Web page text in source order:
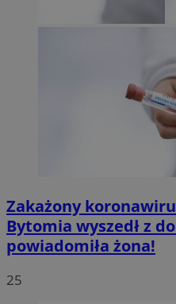
Zakażony
Bytomia wyszedł z
powiadomiła żona!
25